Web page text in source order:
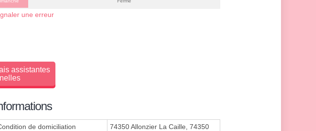
une erreur
assistantes
de domiciliation
74350 Allonzier La Caille, 74350